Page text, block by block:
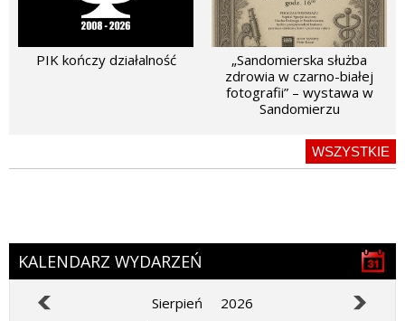
PIK kończy działalność
„Sandomierska służba
zdrowia w czarno-białej
fotografii” – wystawa w
Sandomierzu
WSZYSTKIE
KALENDARZ WYDARZEŃ
Sierpień
2026